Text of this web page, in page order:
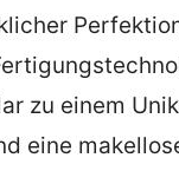
zu einem
eine